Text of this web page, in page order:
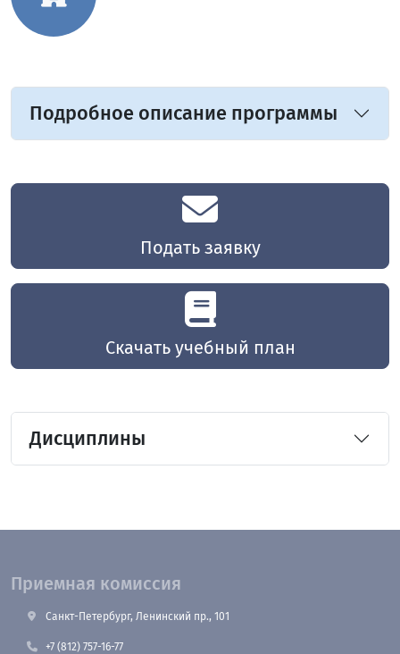
Подробное описание программы
Подать заявку
Скачать учебный план
Дисциплины
Приемная комиссия
Санкт-Петербург, Ленинский пр., 101
+7 (812) 757-16-77